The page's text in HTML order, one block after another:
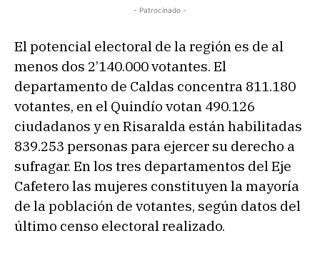
- Patrocinado -
El potencial electoral de la región es de al
menos dos 2’140.000 votantes. El
departamento de Caldas concentra 811.180
votantes, en el Quindío votan 490.126
ciudadanos y en Risaralda están habilitadas
839.253 personas para ejercer su derecho a
sufragar. En los tres departamentos del Eje
Cafetero las mujeres constituyen la mayoría
de la población de votantes, según datos del
último censo electoral realizado.